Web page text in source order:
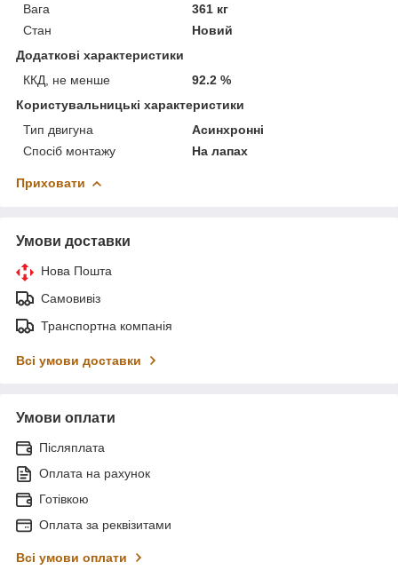
Вага
361 кг
Стан
Новий
Додаткові характеристики
ККД, не менше
92.2 %
Користувальницькі характеристики
Тип двигуна
Асинхронні
Спосіб монтажу
На лапах
Приховати
Умови доставки
Нова Пошта
Самовивіз
Транспортна компанія
Всі умови доставки
Умови оплати
Післяплата
Оплата на рахунок
Готівкою
Оплата за реквізитами
Всі умови оплати